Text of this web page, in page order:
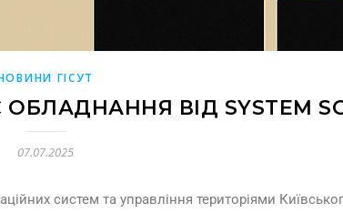
ГІСУТ
ВІД SYSTEM
07.07.2025
систем та управління територіями